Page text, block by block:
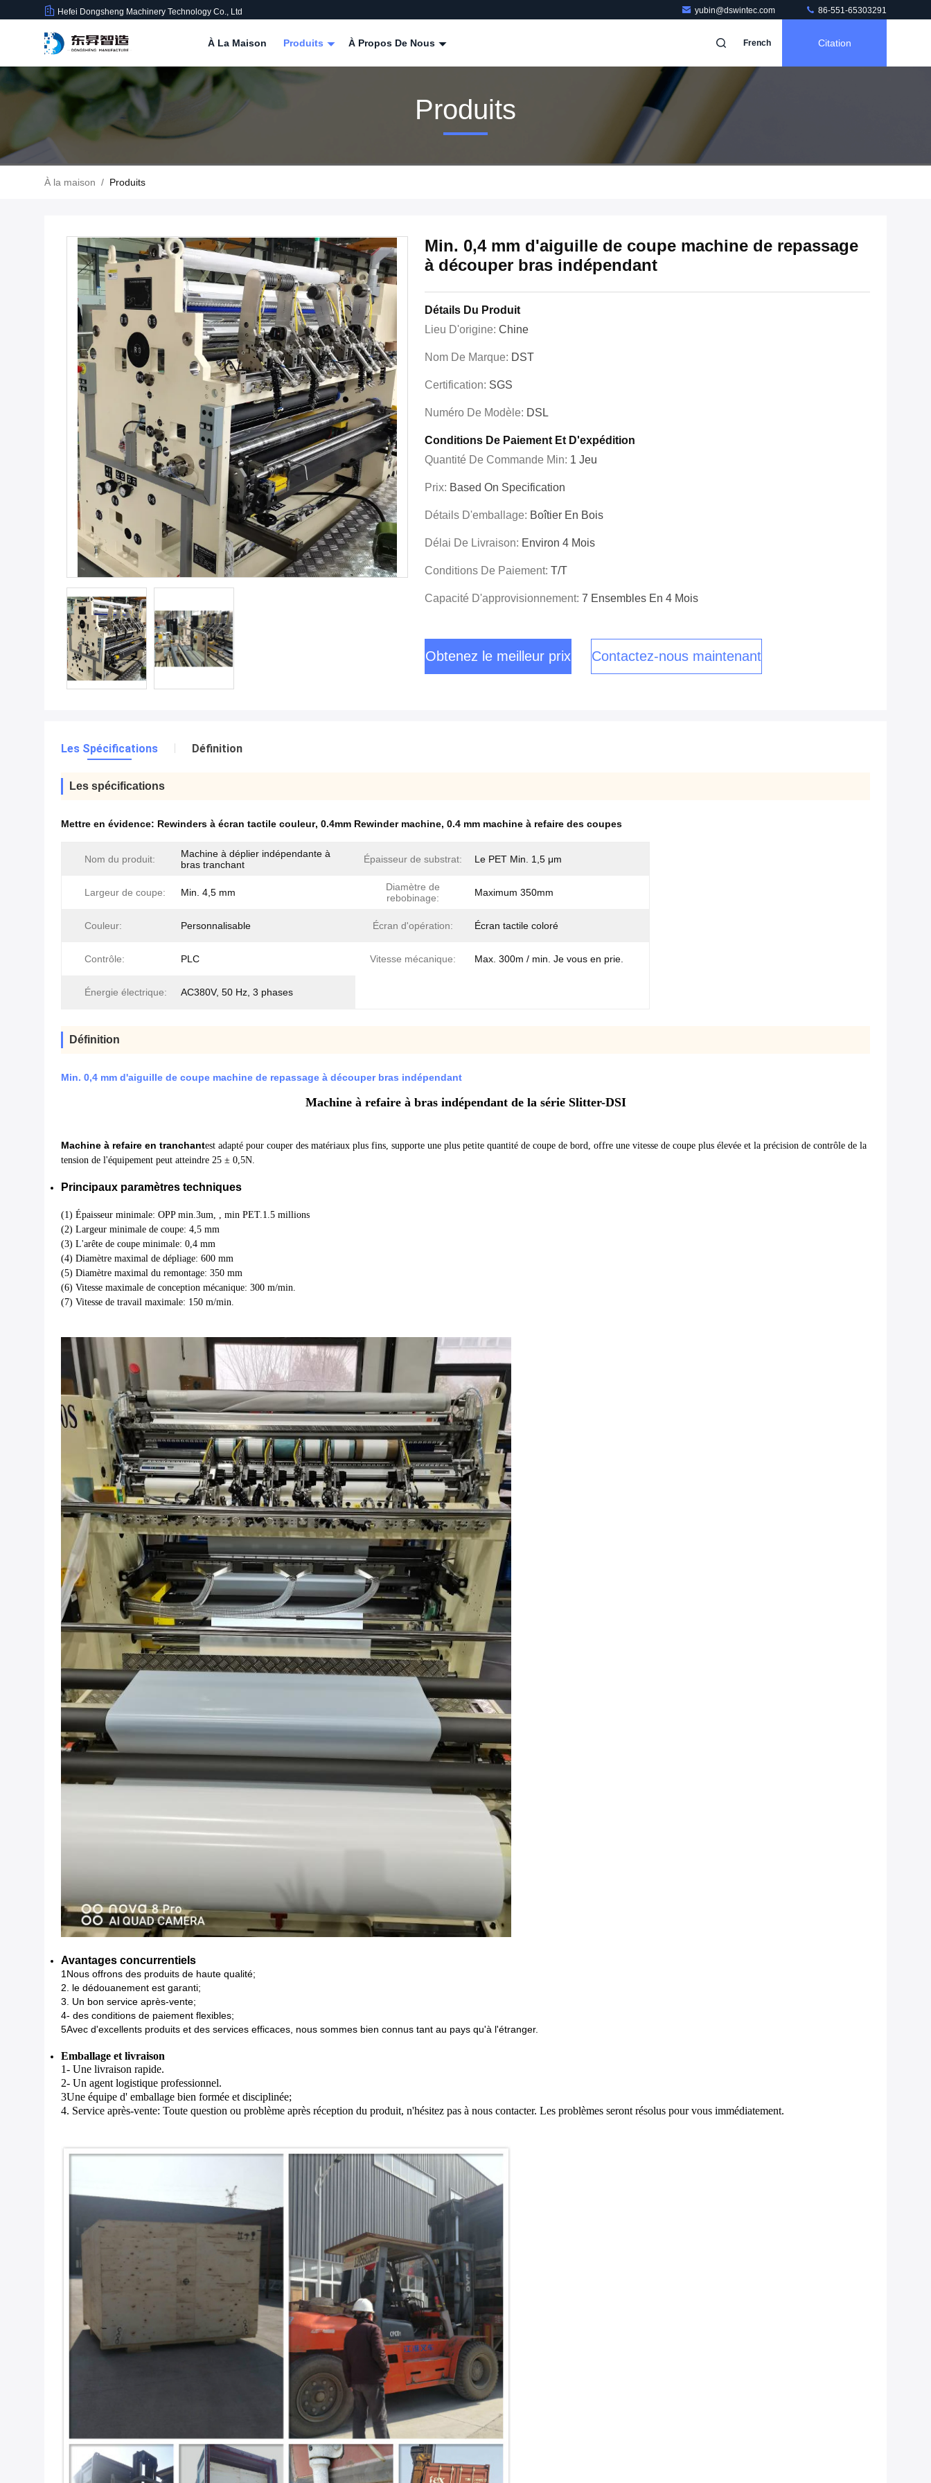
Hefei Dongsheng Machinery Technology Co., Ltd yubin@dswintec.com 86-551-65303291
À La Maison Produits À Propos De Nous French Citation
Produits
À la maison / Produits
Min. 0,4 mm d'aiguille de coupe machine de repassage
à découper bras indépendant
Détails Du Produit
Lieu D'origine: Chine
Nom De Marque: DST
Certification: SGS
Numéro De Modèle: DSL
Conditions De Paiement Et D'expédition
Quantité De Commande Min: 1 Jeu
Prix: Based On Specification
Détails D'emballage: Boîtier En Bois
Délai De Livraison: Environ 4 Mois
Conditions De Paiement: T/T
Capacité D'approvisionnement: 7 Ensembles En 4 Mois
Obtenez le meilleur prix Contactez-nous maintenant
Les Spécifications Définition
Les spécifications
Mettre en évidence: Rewinders à écran tactile couleur, 0.4mm Rewinder machine, 0.4 mm machine à refaire des coupes
Nom du produit:
Machine à déplier indépendante à
bras tranchant
Épaisseur de substrat: Le PET Min. 1,5 μm
Largeur de coupe: Min. 4,5 mm
Diamètre de
rebobinage:
Maximum 350mm
Couleur: Personnalisable Écran d'opération: Écran tactile coloré
Contrôle: PLC Vitesse mécanique: Max. 300m / min. Je vous en prie.
Énergie électrique: AC380V, 50 Hz, 3 phases
Définition
Min. 0,4 mm d'aiguille de coupe machine de repassage à découper bras indépendant
Machine à refaire à bras indépendant de la série Slitter-DSI
Machine à refaire en tranchantest adapté pour couper des matériaux plus fins, supporte une plus petite quantité de coupe de bord, offre une vitesse de coupe plus élevée et la précision de contrôle de la
tension de l'équipement peut atteindre 25 ± 0,5N.
Principaux paramètres techniques
(1) Épaisseur minimale: OPP min.3um, , min PET.1.5 millions
(2) Largeur minimale de coupe: 4,5 mm
(3) L'arête de coupe minimale: 0,4 mm
(4) Diamètre maximal de dépliage: 600 mm
(5) Diamètre maximal du remontage: 350 mm
(6) Vitesse maximale de conception mécanique: 300 m/min.
(7) Vitesse de travail maximale: 150 m/min.
Avantages concurrentiels
1Nous offrons des produits de haute qualité;
2. le dédouanement est garanti;
3. Un bon service après-vente;
4- des conditions de paiement flexibles;
5Avec d'excellents produits et des services efficaces, nous sommes bien connus tant au pays qu'à l'étranger.
Emballage et livraison
1- Une livraison rapide.
2- Un agent logistique professionnel.
3Une équipe d' emballage bien formée et disciplinée;
4. Service après-vente: Toute question ou problème après réception du produit, n'hésitez pas à nous contacter. Les problèmes seront résolus pour vous immédiatement.